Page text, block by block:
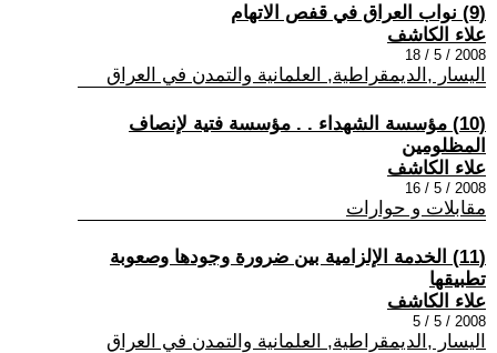
(9) نواب العراق في قفص الاتهام
علاء الكاشف
2008 / 5 / 18
اليسار ,الديمقراطية, العلمانية والتمدن في العراق
(10) مؤسسة الشهداء . . مؤسسة فتية لإنصاف
المظلومين
علاء الكاشف
2008 / 5 / 16
مقابلات و حوارات
(11) الخدمة الإلزامية بين ضرورة وجودها وصعوبة
تطبيقها
علاء الكاشف
2008 / 5 / 5
اليسار ,الديمقراطية, العلمانية والتمدن في العراق